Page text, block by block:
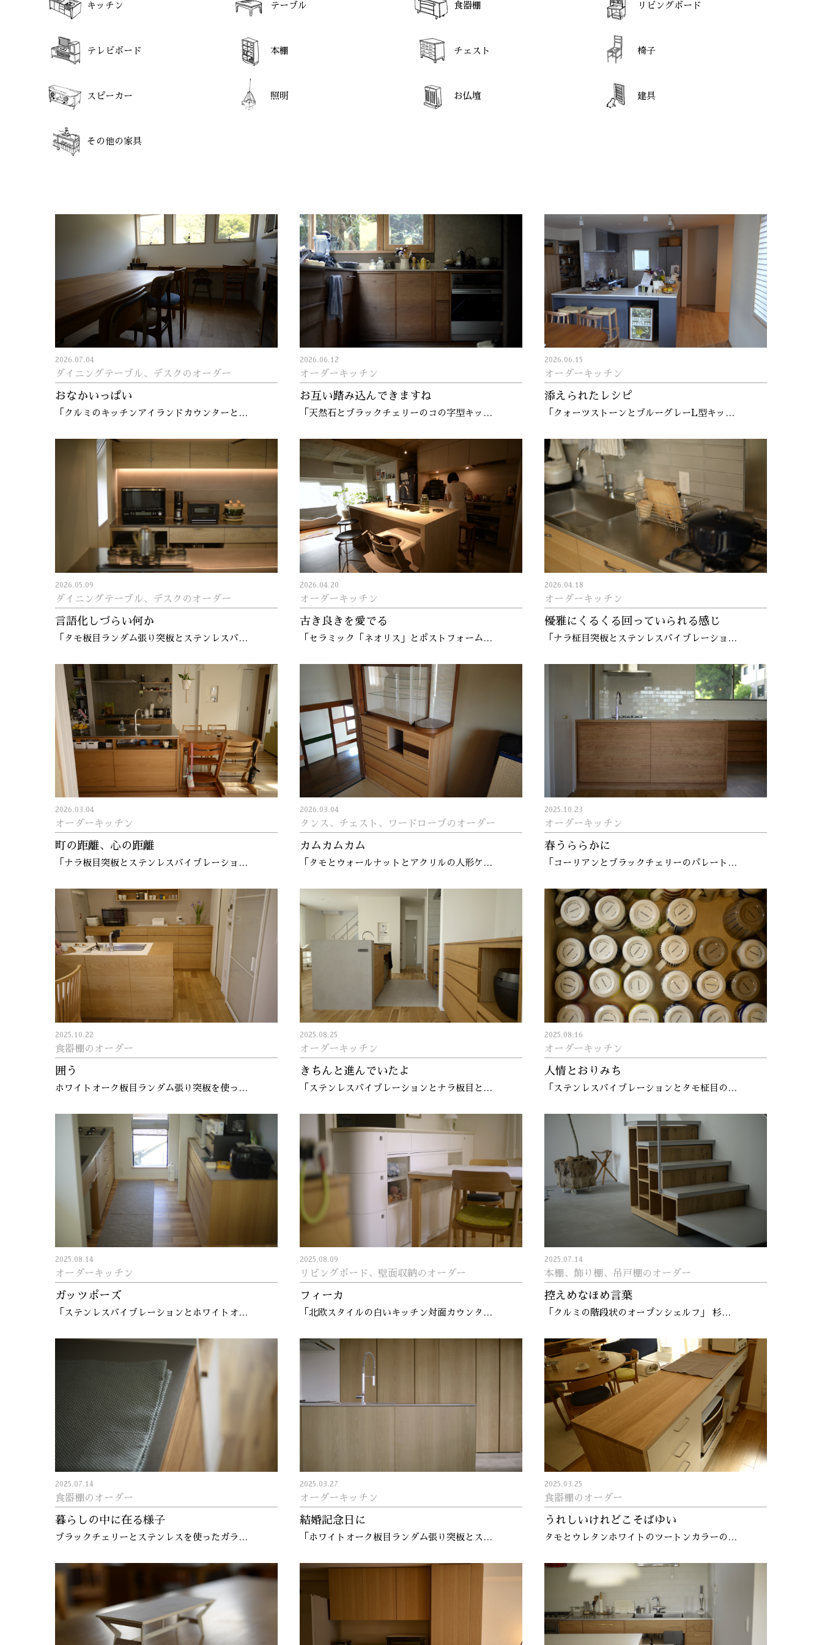
キッチン テーブル 食器棚 リビングボード
テレビボード 本棚 チェスト 椅子
スピーカー 照明 お仏壇 建具
その他の家具
2026.07.04
ダイニングテーブル、デスクのオーダー
おなかいっぱい
「クルミのキッチンアイランドカウンターと…
2026.06.12
オーダーキッチン
お互い踏み込んできますね
「天然石とブラックチェリーのコの字型キッ…
2026.06.15
オーダーキッチン
添えられたレシピ
「クォーツストーンとブルーグレーL型キッ…
2026.05.09
ダイニングテーブル、デスクのオーダー
言語化しづらい何か
「タモ板目ランダム張り突板とステンレスバ…
2026.04.20
オーダーキッチン
古き良きを愛でる
「セラミック「ネオリス」とポストフォーム…
2026.04.18
オーダーキッチン
優雅にくるくる回っていられる感じ
「ナラ柾目突板とステンレスバイブレーショ…
2026.03.04
オーダーキッチン
町の距離、心の距離
「ナラ板目突板とステンレスバイブレーショ…
2026.03.04
タンス、チェスト、ワードローブのオーダー
カムカムカム
「タモとウォールナットとアクリルの人形ケ…
2025.10.23
オーダーキッチン
春うららかに
「コーリアンとブラックチェリーのパレート…
2025.10.22
食器棚のオーダー
囲う
ホワイトオーク板目ランダム張り突板を使っ…
2025.08.25
オーダーキッチン
きちんと進んでいたよ
「ステンレスバイブレーションとナラ板目と…
2025.08.16
オーダーキッチン
人情とおりみち
「ステンレスバイブレーションとタモ柾目の…
2025.08.14
オーダーキッチン
ガッツポーズ
「ステンレスバイブレーションとホワイトオ…
2025.08.09
リビングボード、壁面収納のオーダー
フィーカ
「北欧スタイルの白いキッチン対面カウンタ…
2025.07.14
本棚、飾り棚、吊戸棚のオーダー
控えめなほめ言葉
「クルミの階段状のオープンシェルフ」 杉…
2025.07.14
食器棚のオーダー
暮らしの中に在る様子
ブラックチェリーとステンレスを使ったガラ…
2025.03.27
オーダーキッチン
結婚記念日に
「ホワイトオーク板目ランダム張り突板とス…
2025.03.25
食器棚のオーダー
うれしいけれどこそばゆい
タモとウレタンホワイトのツートンカラーの…